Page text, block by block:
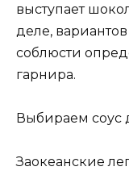
выступает
деле,
соблюсти
гарнира.
Выбираем соус
Заокеанские